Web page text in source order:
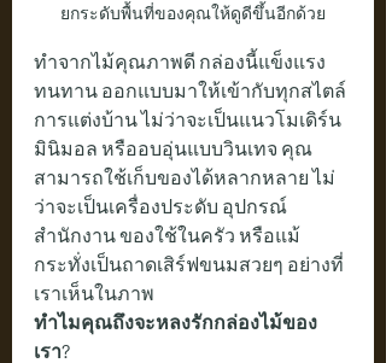
ยกระดับพื้นที่ของคุณให้ดูดีขึ้นอีกด้วย
ทำจากไม้คุณภาพดี กล่องนี้แข็งแรง
ทนทาน ออกแบบมาให้เข้ากับทุกสไตล์
การแต่งบ้าน ไม่ว่าจะเป็นแนวโมเดิร์น
มินิมอล หรืออบอุ่นแบบวินเทจ คุณ
สามารถใช้เก็บของได้หลากหลาย ไม่
ว่าจะเป็นเครื่องประดับ อุปกรณ์
สำนักงาน ของใช้ในครัว หรือแม้
กระทั่งเป็นถาดเสิร์ฟขนมสวยๆ อย่างที่
เราเห็นในภาพ
ทำไมคุณถึงจะหลงรักกล่องไม้ของ
เรา?